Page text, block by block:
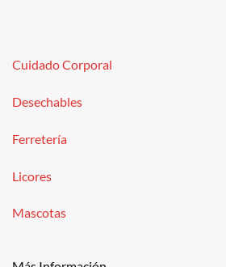
Cuidado Corporal
Desechables
Ferretería
Licores
Mascotas